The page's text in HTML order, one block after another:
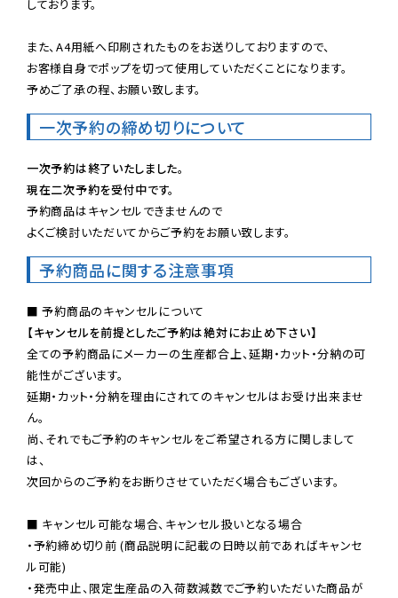
しております。
また、A4用紙へ印刷されたものをお送りしておりますので、
お客様自身でポップを切って使用していただくことになります。
予めご了承の程、お願い致します。
一次予約の締め切りについて
一次予約は終了いたしました。
現在二次予約を受付中です。
予約商品はキャンセルできませんので
よくご検討いただいてからご予約をお願い致します。
予約商品に関する注意事項
【キャンセルを前提としたご予約は絶対にお止め下さい】
全ての予約商品にメーカーの生産都合上、延期・カット・分納の可
能性がございます。
延期・カット・分納を理由にされてのキャンセルはお受け出来ませ
ん。
尚、それでもご予約のキャンセルをご希望される方に関しまして
は、
次回からのご予約をお断りさせていただく場合もございます。
■ キャンセル可能な場合、キャンセル扱いとなる場合
・予約締め切り前 (商品説明に記載の日時以前であればキャンセ
ル可能)
・発売中止、限定生産品の入荷数減数でご予約いただいた商品が